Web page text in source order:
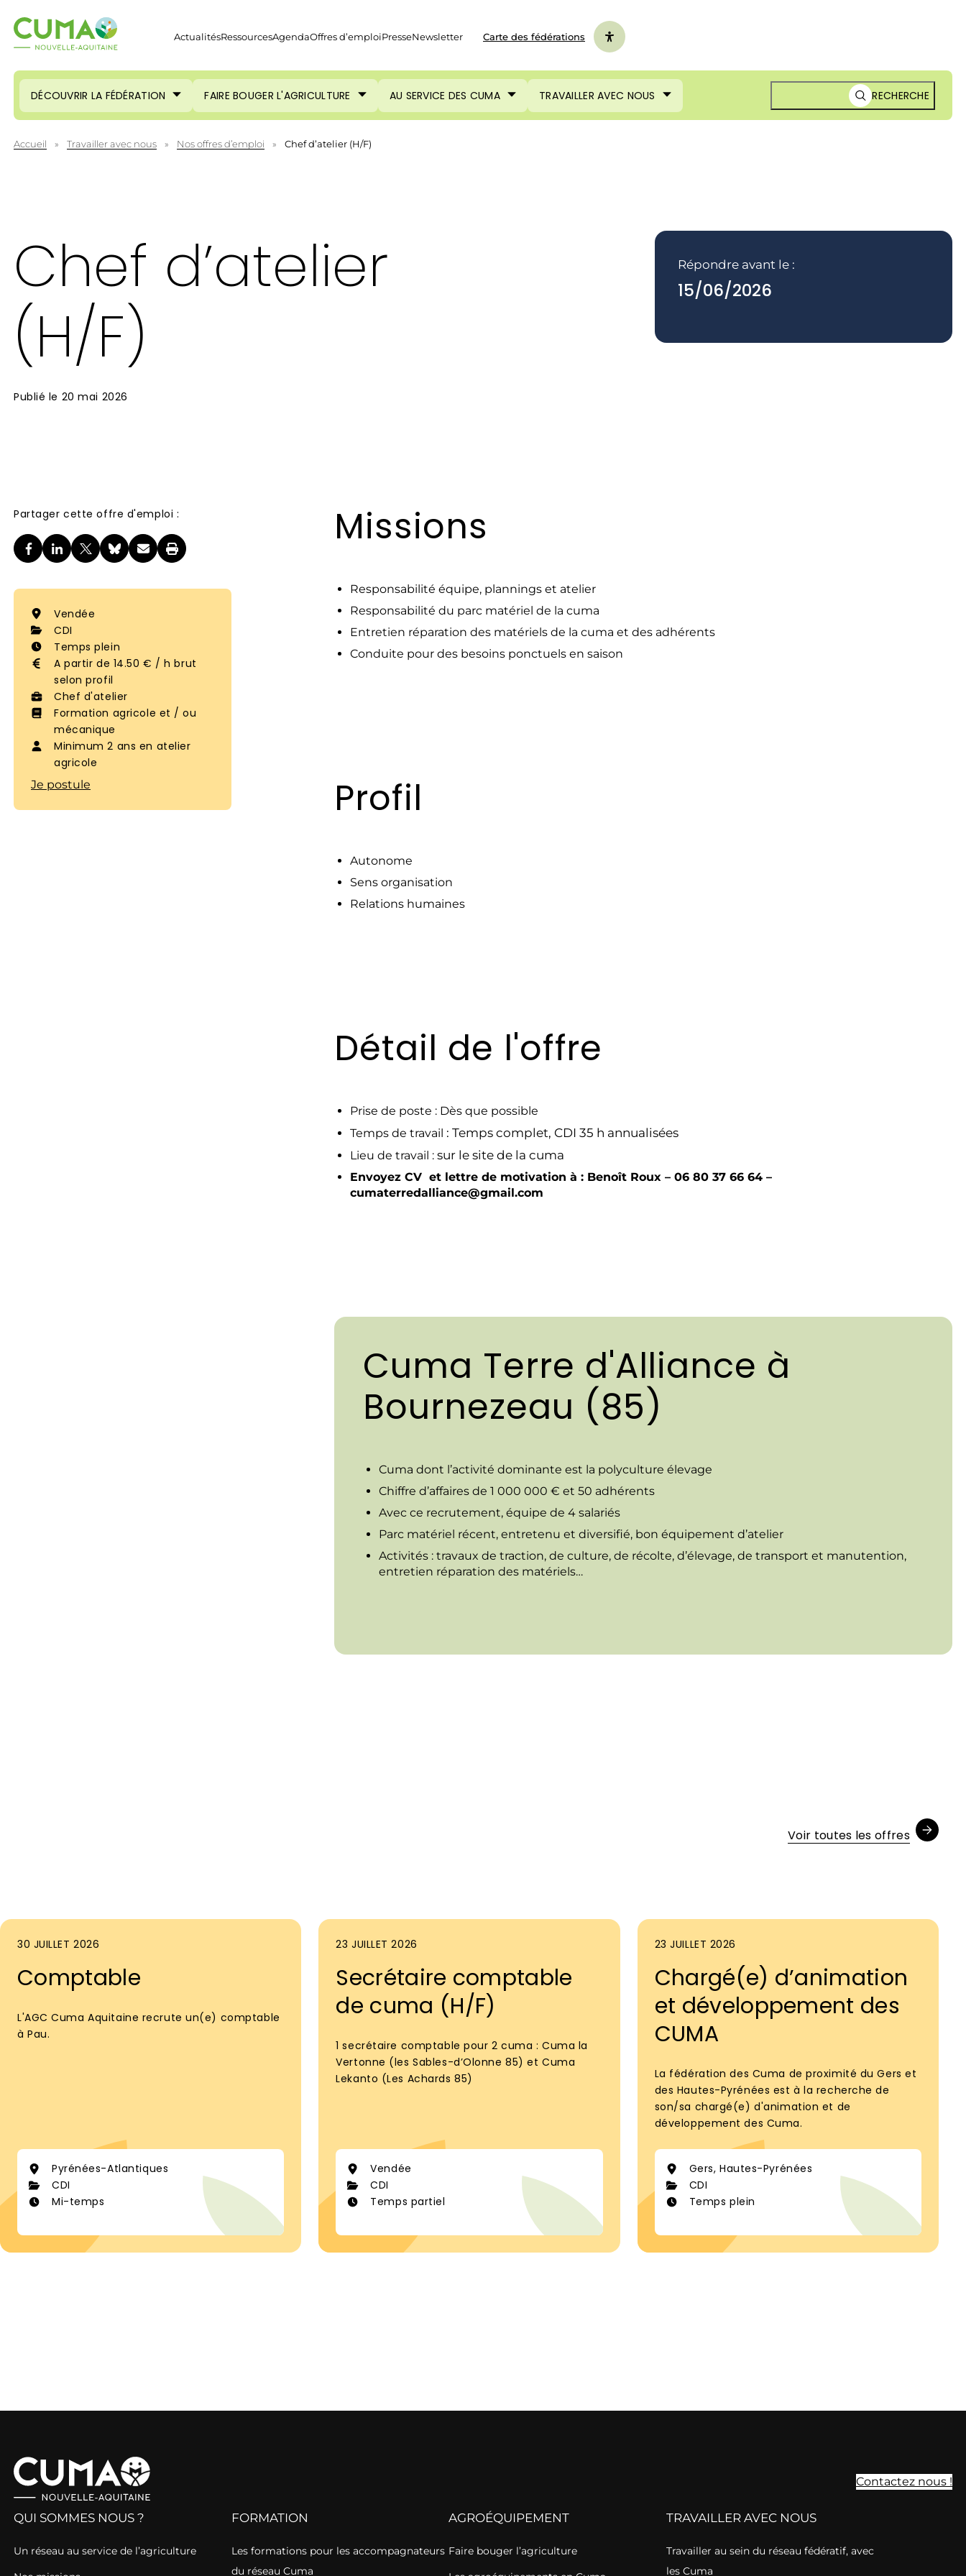
ActualitésRessourcesAgendaOffres d’emploiPresseNewsletter Carte des fédérations
DÉCOUVRIR LA FÉDÉRATION FAIRE BOUGER L'AGRICULTURE AU SERVICE DES CUMA TRAVAILLER AVEC NOUS RECHERCHE
Accueil » Travailler avec nous » Nos offres d’emploi » Chef d’atelier (H/F)
Chef d’atelier
(H/F)
Publié le 20 mai 2026
Répondre avant le :
15/06/2026
Partager cette offre d'emploi :
Vendée
CDI
Temps plein
A partir de 14.50 € / h brut
selon profil
Chef d'atelier
Formation agricole et / ou
mécanique
Minimum 2 ans en atelier
agricole
Je postule
Missions
Responsabilité équipe, plannings et atelier
Responsabilité du parc matériel de la cuma
Entretien réparation des matériels de la cuma et des adhérents
Conduite pour des besoins ponctuels en saison
Profil
Autonome
Sens organisation
Relations humaines
Détail de l'offre
Prise de poste : Dès que possible
Temps de travail : Temps complet, CDI 35 h annualisées
Lieu de travail : sur le site de la cuma
Envoyez CV et lettre de motivation à : Benoît Roux – 06 80 37 66 64 –
cumaterredalliance@gmail.com
Cuma Terre d'Alliance à
Bournezeau (85)
Cuma dont l’activité dominante est la polyculture élevage
Chiffre d’affaires de 1 000 000 € et 50 adhérents
Avec ce recrutement, équipe de 4 salariés
Parc matériel récent, entretenu et diversifié, bon équipement d’atelier
Activités : travaux de traction, de culture, de récolte, d’élevage, de transport et manutention,
entretien réparation des matériels…
Voir toutes les offres
30 JUILLET 2026
Comptable
L'AGC Cuma Aquitaine recrute un(e) comptable
à Pau.
Pyrénées-Atlantiques
CDI
Mi-temps
23 JUILLET 2026
Secrétaire comptable
de cuma (H/F)
1 secrétaire comptable pour 2 cuma : Cuma la
Vertonne (les Sables-d’Olonne 85) et Cuma
Lekanto (Les Achards 85)
Vendée
CDI
Temps partiel
23 JUILLET 2026
Chargé(e) d’animation
et développement des
CUMA
La fédération des Cuma de proximité du Gers et
des Hautes-Pyrénées est à la recherche de
son/sa chargé(e) d'animation et de
développement des Cuma.
Gers, Hautes-Pyrénées
CDI
Temps plein
Contactez nous !
QUI SOMMES NOUS ?
Un réseau au service de l’agriculture
FORMATION
Les formations pour les accompagnateurs
du réseau Cuma
AGROÉQUIPEMENT
Faire bouger l’agriculture
TRAVAILLER AVEC NOUS
Travailler au sein du réseau fédératif, avec
les Cuma